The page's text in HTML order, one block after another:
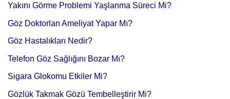
Yakını Görme Problemi Yaşlanma Süreci Mi?
Göz Doktorları Ameliyat Yapar Mı?
Göz Hastalıkları Nedir?
Telefon Göz Sağlığını Bozar Mı?
Sigara Glokomu Etkiler Mi?
Gözlük Takmak Gözü Tembelleştirir Mi?